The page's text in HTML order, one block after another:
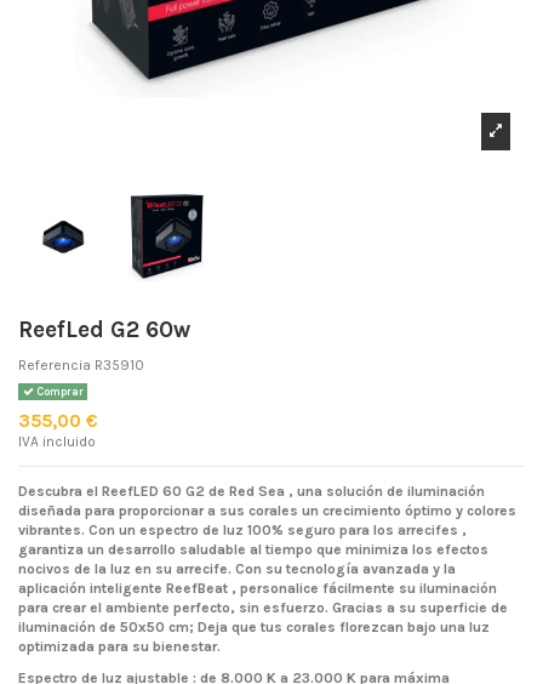
ReefLed G2 60w
Referencia R35910
Comprar
355,00 €
IVA incluido
Descubra el ReefLED 60 G2 de Red Sea , una solución de iluminación
diseñada para proporcionar a sus corales un crecimiento óptimo y colores
vibrantes. Con un espectro de luz 100% seguro para los arrecifes ,
garantiza un desarrollo saludable al tiempo que minimiza los efectos
nocivos de la luz en su arrecife. Con su tecnología avanzada y la
aplicación inteligente ReefBeat , personalice fácilmente su iluminación
para crear el ambiente perfecto, sin esfuerzo. Gracias a su superficie de
iluminación de 50x50 cm; Deja que tus corales florezcan bajo una luz
optimizada para su bienestar.
Espectro de luz ajustable : de 8.000 K a 23.000 K para máxima